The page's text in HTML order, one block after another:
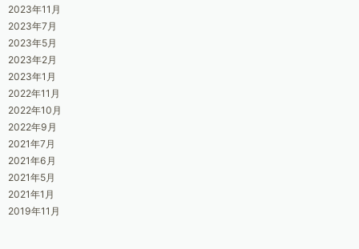
2023年11月
2023年7月
2023年5月
2023年2月
2023年1月
2022年11月
2022年10月
2022年9月
2021年7月
2021年6月
2021年5月
2021年1月
2019年11月